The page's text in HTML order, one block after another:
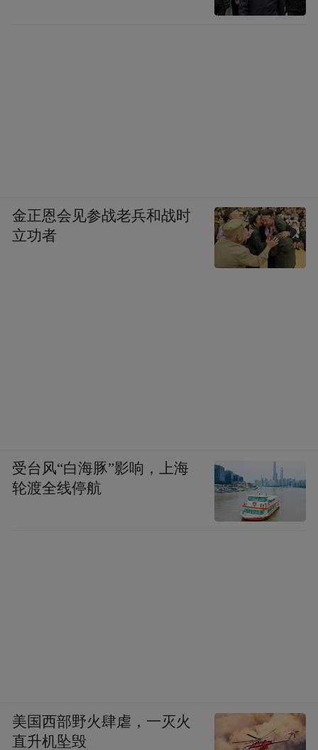
金正恩会见参战老兵和战时
立功者
受台风“白海豚”影响，上海
轮渡全线停航
美国西部野火肆虐，一灭火
直升机坠毁